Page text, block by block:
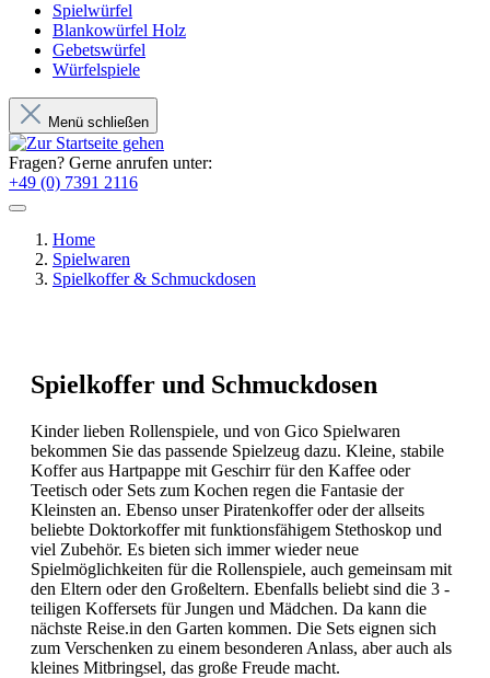
Spielwürfel
Blankowürfel Holz
Gebetswürfel
Würfelspiele
Menü schließen
Fragen? Gerne anrufen unter:
+49 (0) 7391 2116
Home
Spielwaren
Spielkoffer & Schmuckdosen
Spielkoffer und Schmuckdosen
Kinder lieben Rollenspiele, und von Gico Spielwaren
bekommen Sie das passende Spielzeug dazu. Kleine, stabile
Koffer aus Hartpappe mit Geschirr für den Kaffee oder
Teetisch oder Sets zum Kochen regen die Fantasie der
Kleinsten an. Ebenso unser Piratenkoffer oder der allseits
beliebte Doktorkoffer mit funktionsfähigem Stethoskop und
viel Zubehör. Es bieten sich immer wieder neue
Spielmöglichkeiten für die Rollenspiele, auch gemeinsam mit
den Eltern oder den Großeltern. Ebenfalls beliebt sind die 3 -
teiligen Koffersets für Jungen und Mädchen. Da kann die
nächste Reise.in den Garten kommen. Die Sets eignen sich
zum Verschenken zu einem besonderen Anlass, aber auch als
kleines Mitbringsel, das große Freude macht.